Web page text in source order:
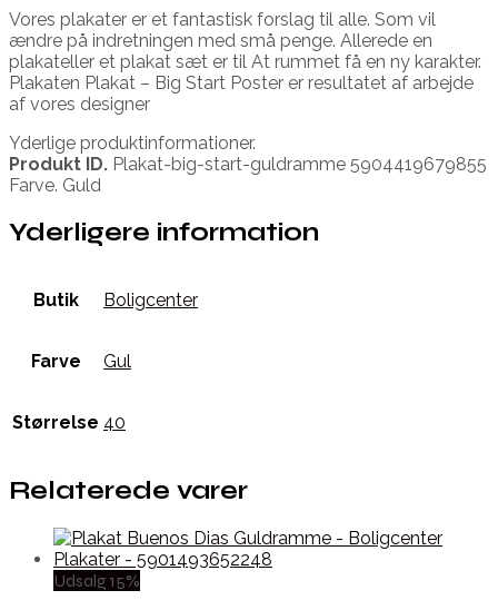
Vores plakater er et fantastisk forslag til alle. Som vil
ændre på indretningen med små penge. Allerede en
plakateller et plakat sæt er til At rummet få en ny karakter.
Plakaten Plakat – Big Start Poster er resultatet af arbejde
af vores designer
Yderlige produktinformationer.
Produkt ID. Plakat-big-start-guldramme 5904419679855
Farve. Guld
Yderligere information
Butik Boligcenter
Farve Gul
Størrelse 40
Relaterede varer
Udsalg 15%